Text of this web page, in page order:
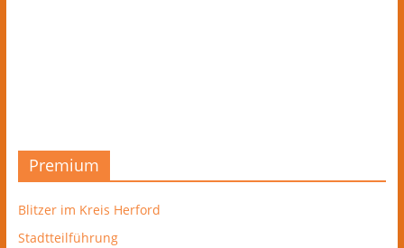
Premium
Blitzer im Kreis Herford
Stadtteilführung